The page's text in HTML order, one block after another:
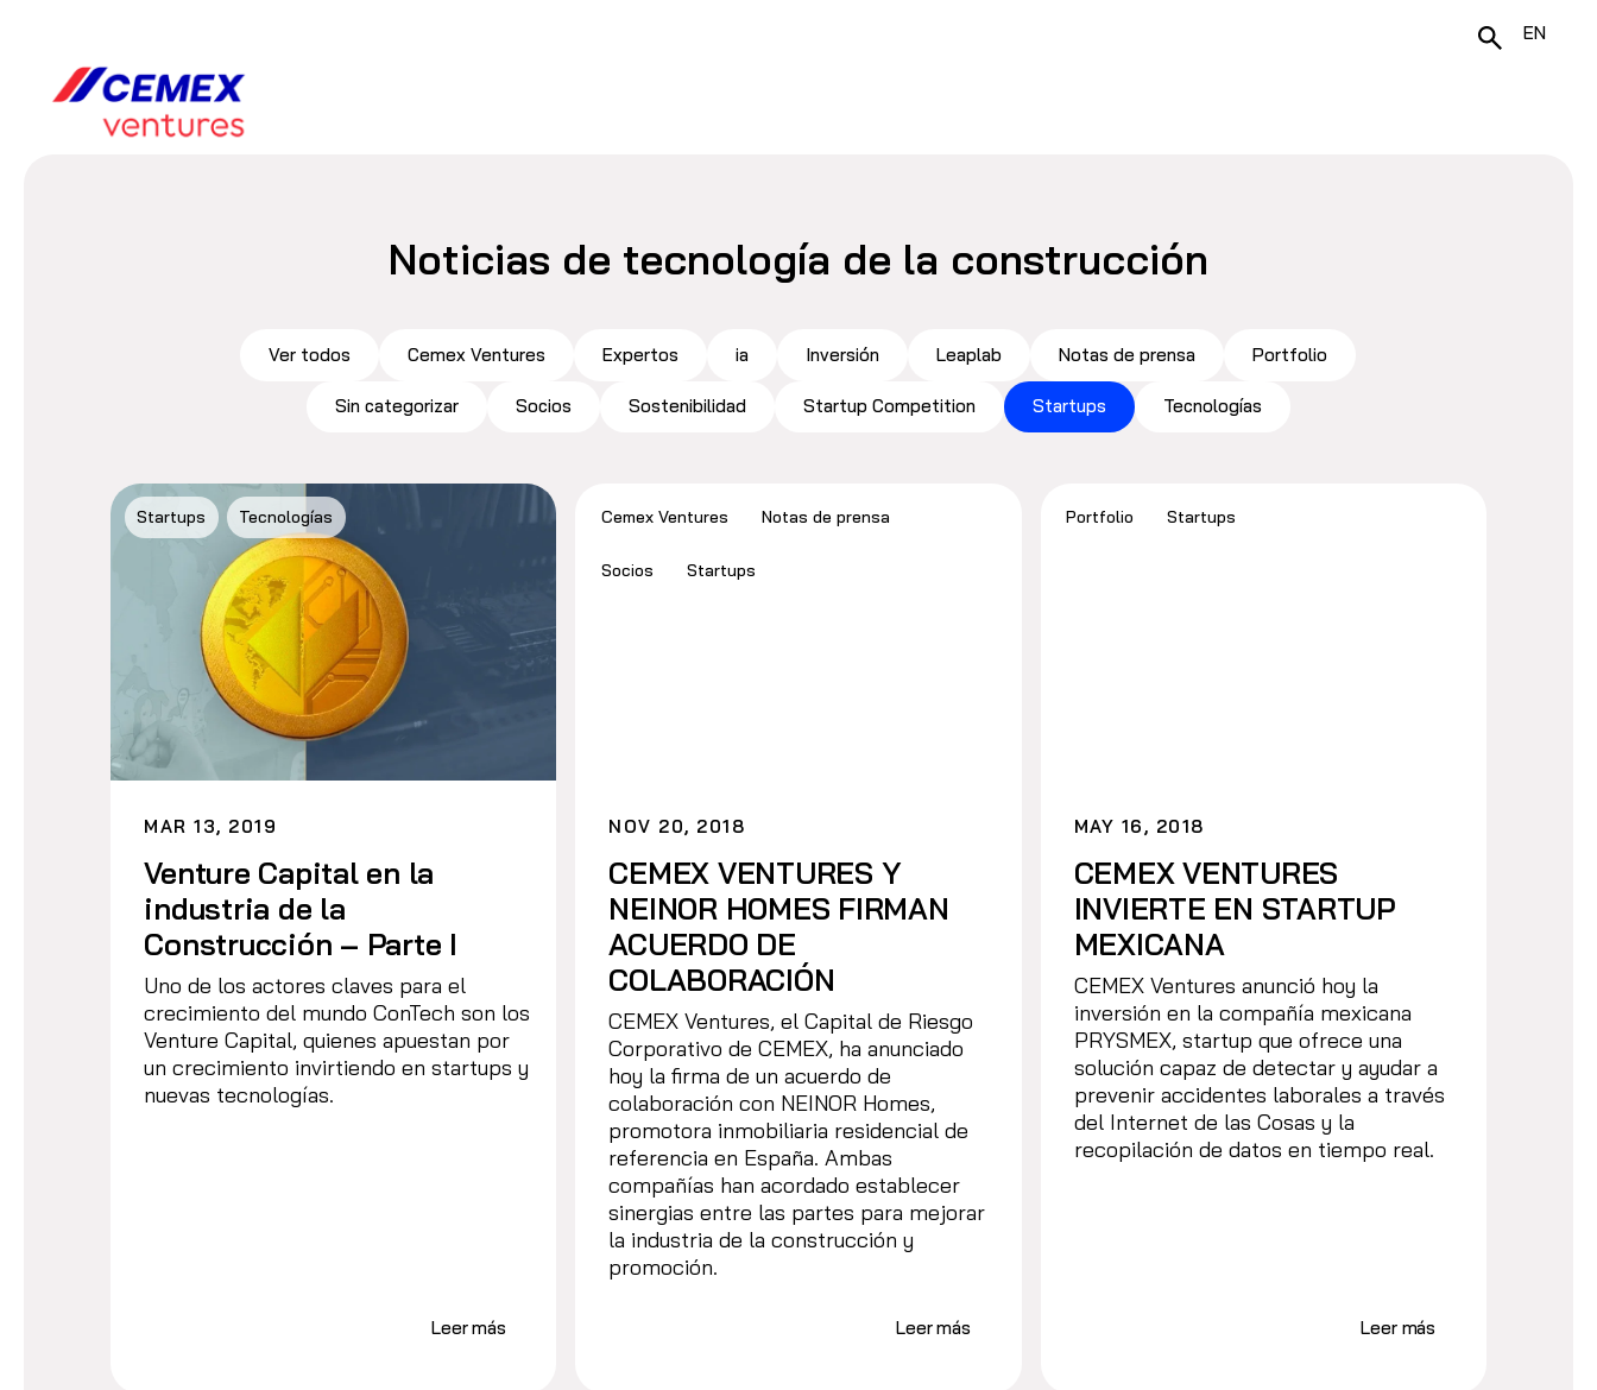
EN
Noticias de tecnología de la construcción
Ver todos Cemex Ventures Expertos ia Inversión Leaplab Notas de prensa Portfolio
Sin categorizar Socios Sostenibilidad Startup Competition Startups Tecnologías
Startups Tecnologías
MAR 13, 2019
Venture Capital en la
industria de la
Construcción – Parte I
Uno de los actores claves para el
crecimiento del mundo ConTech son los
Venture Capital, quienes apuestan por
un crecimiento invirtiendo en startups y
nuevas tecnologías.
Leer más
Cemex Ventures Notas de prensa
Socios Startups
NOV 20, 2018
CEMEX VENTURES Y
NEINOR HOMES FIRMAN
ACUERDO DE
COLABORACIÓN
CEMEX Ventures, el Capital de Riesgo
Corporativo de CEMEX, ha anunciado
hoy la firma de un acuerdo de
colaboración con NEINOR Homes,
promotora inmobiliaria residencial de
referencia en España. Ambas
compañías han acordado establecer
sinergias entre las partes para mejorar
la industria de la construcción y
promoción.
Leer más
Portfolio Startups
MAY 16, 2018
CEMEX VENTURES
INVIERTE EN STARTUP
MEXICANA
CEMEX Ventures anunció hoy la
inversión en la compañía mexicana
PRYSMEX, startup que ofrece una
solución capaz de detectar y ayudar a
prevenir accidentes laborales a través
del Internet de las Cosas y la
recopilación de datos en tiempo real.
Leer más